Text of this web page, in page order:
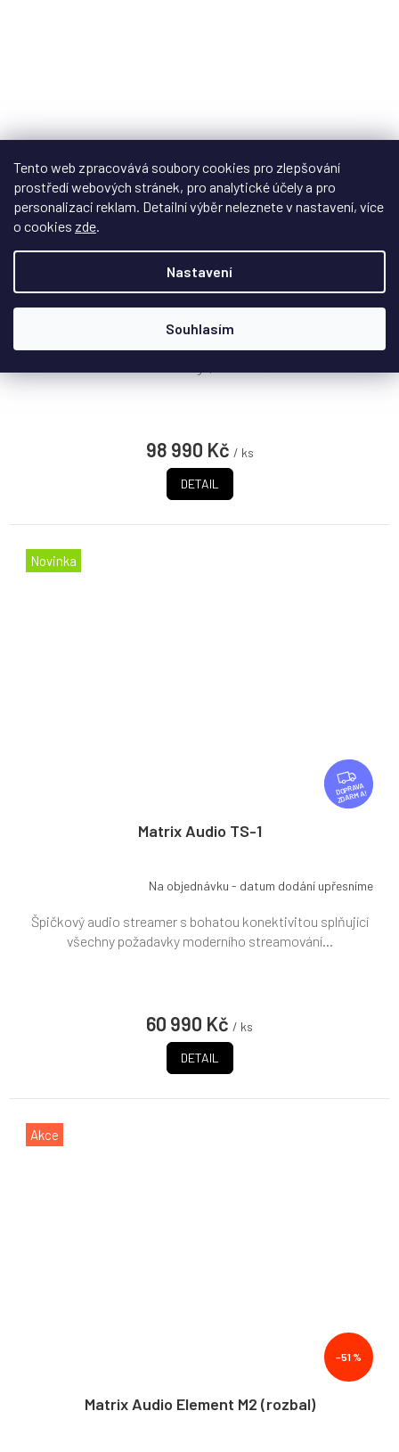
Tento web zpracovává soubory cookies pro zlepšování
prostředí webových stránek, pro analytické účely a pro
personalizaci reklam. Detailní výběr neleznete v nastavení, více
o cookies zde
Nastavení
Souhlasím
Z
D
R
A
Matrix Audio MD-1
Na objednávku - datum dodání upřesníme
98 990 Kč / ks
DETAIL
Výkonný All In One komponent v luxusním designu s
Novinka
Z
D
A
ZDARMA
Matrix Audio TS-1
Na objednávku - datum dodání upřesníme
60 990 Kč / ks
DETAIL
Špičkový audio streamer s bohatou konektivitou splňující
všechny požadavky moderního streamování...
Akce
–51 %
Matrix Audio Element M2 (rozbal)